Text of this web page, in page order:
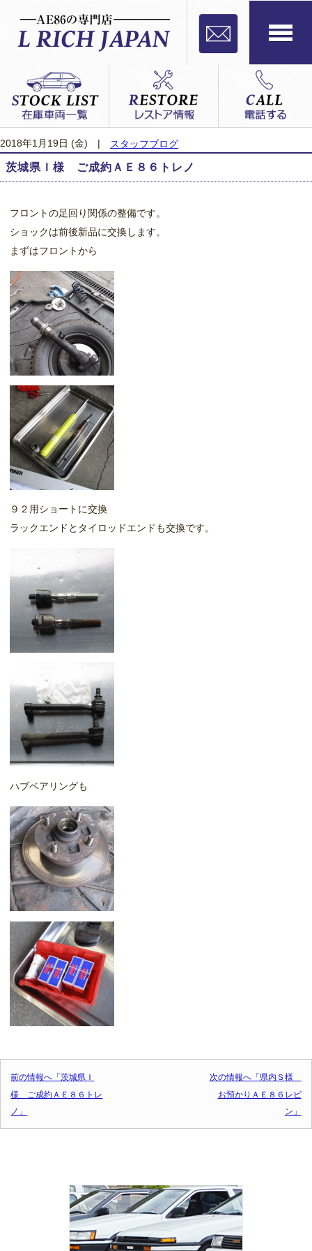
2018年1月19日 (金) スタッフブログ
茨城県Ｉ様 ご成約ＡＥ８６トレノ
フロントの足回り関係の整備です。
ショックは前後新品に交換します。
まずはフロントから
９２用ショートに交換
ラックエンドとタイロッドエンドも交換です。
ハブベアリングも
前の情報へ「茨城県Ｉ
様 ご成約ＡＥ８６トレ
ノ」
次の情報へ「県内Ｓ様
お預かりＡＥ８６レビ
ン」